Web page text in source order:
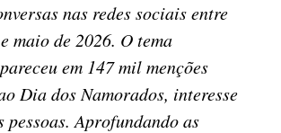
nas redes sociais entre
maio de 2026. O tema
em 147 mil menções
Dia dos Namorados, interesse
pessoas. Aprofundando as